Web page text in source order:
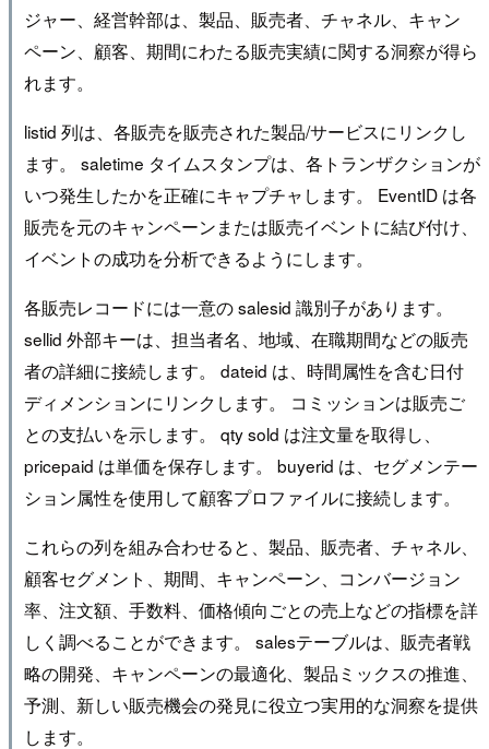
ジャー、経営幹部は、製品、販売者、チャネル、キャン
ペーン、顧客、期間にわたる販売実績に関する洞察が得ら
れます。
listid 列は、各販売を販売された製品/サービスにリンクし
ます。 saletime タイムスタンプは、各トランザクションが
いつ発生したかを正確にキャプチャします。 EventID は各
販売を元のキャンペーンまたは販売イベントに結び付け、
イベントの成功を分析できるようにします。
各販売レコードには一意の salesid 識別子があります。
sellid 外部キーは、担当者名、地域、在職期間などの販売
者の詳細に接続します。 dateid は、時間属性を含む日付
ディメンションにリンクします。 コミッションは販売ご
との支払いを示します。 qty sold は注文量を取得し、
pricepaid は単価を保存します。 buyerid は、セグメンテー
ション属性を使用して顧客プロファイルに接続します。
これらの列を組み合わせると、製品、販売者、チャネル、
顧客セグメント、期間、キャンペーン、コンバージョン
率、注文額、手数料、価格傾向ごとの売上などの指標を詳
しく調べることができます。 salesテーブルは、販売者戦
略の開発、キャンペーンの最適化、製品ミックスの推進、
予測、新しい販売機会の発見に役立つ実用的な洞察を提供
します。